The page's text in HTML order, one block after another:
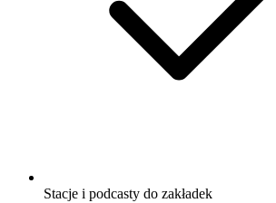
Stacje i podcasty do zakładek